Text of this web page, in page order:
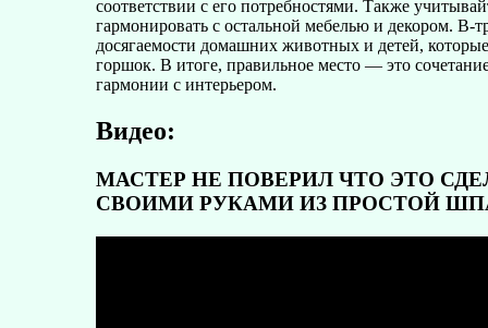
соответствии с его потребностями. Также
гармонировать с остальной мебелью и декором. В-
досягаемости домашних животных и детей,
горшок. В итоге, правильное место — это
гармонии с интерьером.
Видео:
МАСТЕР НЕ ПОВЕРИЛ ЧТО ЭТО
СВОИМИ РУКАМИ ИЗ ПРОСТОЙ